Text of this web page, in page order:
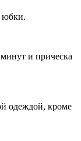
юбки.
минут и прическа
одеждой, кроме